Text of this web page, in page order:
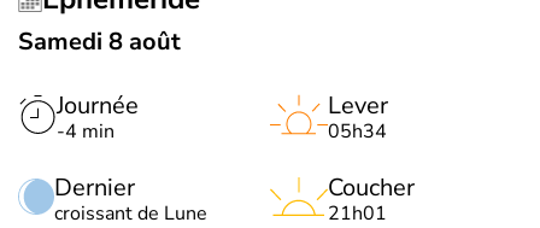
Samedi 8 août
Journée
-4 min
Dernier
croissant de Lune
Lever
05h34
Coucher
21h01